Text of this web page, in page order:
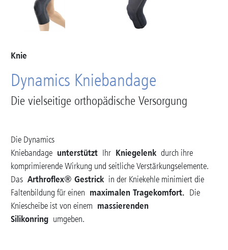
Knie
Dynamics Kniebandage
Die vielseitige orthopädische Versorgung
Die Dynamics
Kniebandage unterstützt Ihr Kniegelenkdurch ihre
komprimierende Wirkung und seitliche Verstärkungselemente.
DasArthroflex® Gestrickin der Kniekehle minimiert die
Faltenbildung für einen maximalen Tragekomfort. Die
Kniescheibe ist von einem massierenden
Silikonring umgeben.